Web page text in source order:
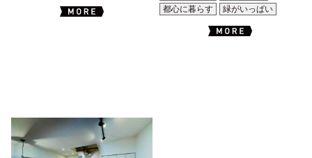
都心に暮らす
緑がいっぱい